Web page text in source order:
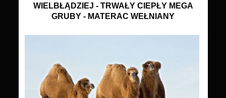
WIELBŁĄDZIEJ - TRWAŁY CIEPŁY MEGA
GRUBY - MATERAC WEŁNIANY